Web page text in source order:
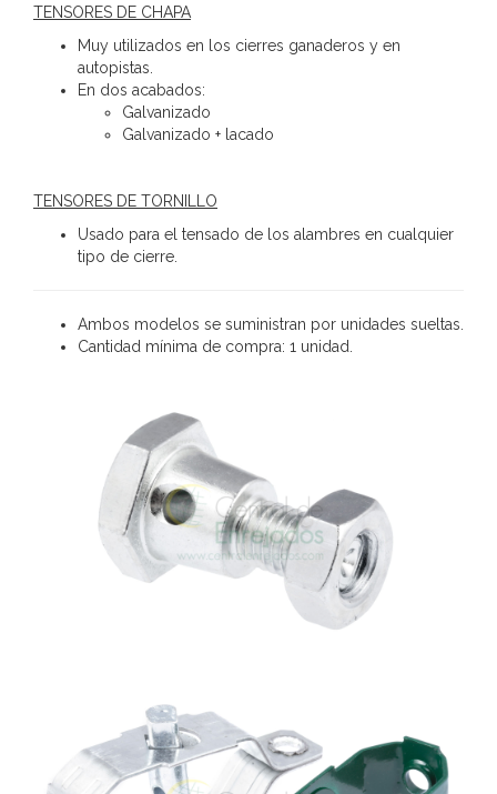
TENSORES DE CHAPA
Muy utilizados en los cierres ganaderos y en
autopistas.
En dos acabados:
Galvanizado
Galvanizado + lacado
TENSORES DE TORNILLO
Usado para el tensado de los alambres en cualquier
tipo de cierre.
Ambos modelos se suministran por unidades sueltas.
Cantidad mínima de compra: 1 unidad.